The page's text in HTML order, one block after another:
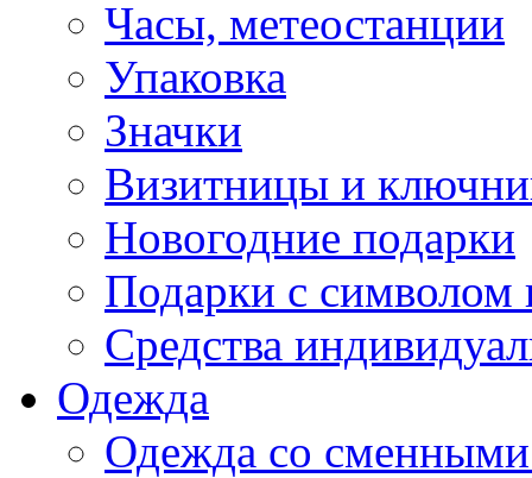
Часы, метеостанции
Упаковка
Значки
Визитницы и
Новогодние подарки
Подарки с символом
Средства
Одежда
Одежда со сменными